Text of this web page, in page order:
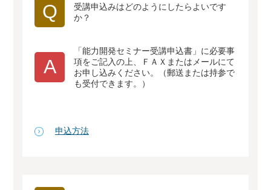
Q
受講申込みはどのようにしたらよいです
か？
A
「能力開発セミナー受講申込書」に必要事
項をご記入の上、ＦＡＸまたはメールにて
お申し込みください。（郵送または持参で
も受付できます。）
申込方法